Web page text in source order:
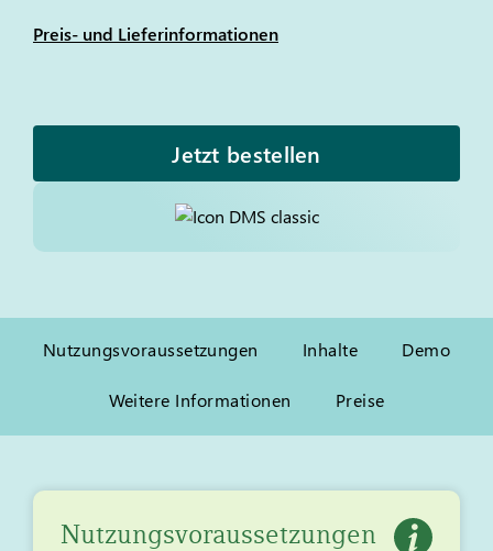
Preis- und Lieferinformationen
Jetzt bestellen
Nutzungsvoraussetzungen Inhalte Demo
Weitere Informationen Preise
Nutzungsvoraussetzungen